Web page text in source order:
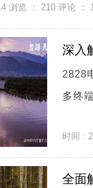
浏览 ： 210 评论 ：
深入
2828
多终
时间 :
全面